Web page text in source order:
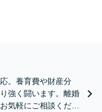
。養育費や財産分
強く闘います。離婚
気軽にご相談くださ